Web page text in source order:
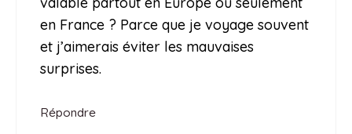
en France ? Parce que je voyage souvent
et j’aimerais éviter les mauvaises
surprises.
Répondre